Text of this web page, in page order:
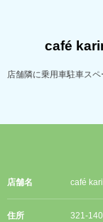
café
店舗隣に乗用車駐車スペ
店舗名 café
住所 321-